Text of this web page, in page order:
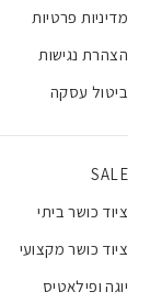
מדיניות פרטיות
הצהרת נגישות
ביטול עסקה
SALE
ציוד כושר ביתי
ציוד כושר מקצועי
יוגה ופילאטיס